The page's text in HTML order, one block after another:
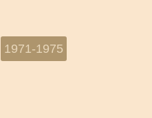
1971-1975